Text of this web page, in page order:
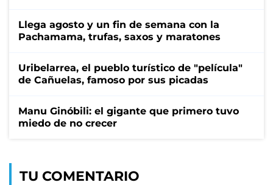
Llega agosto y un fin de semana con la
Pachamama, trufas, saxos y maratones
Uribelarrea, el pueblo turístico de "película"
de Cañuelas, famoso por sus picadas
Manu Ginóbili: el gigante que primero tuvo
miedo de no crecer
TU COMENTARIO